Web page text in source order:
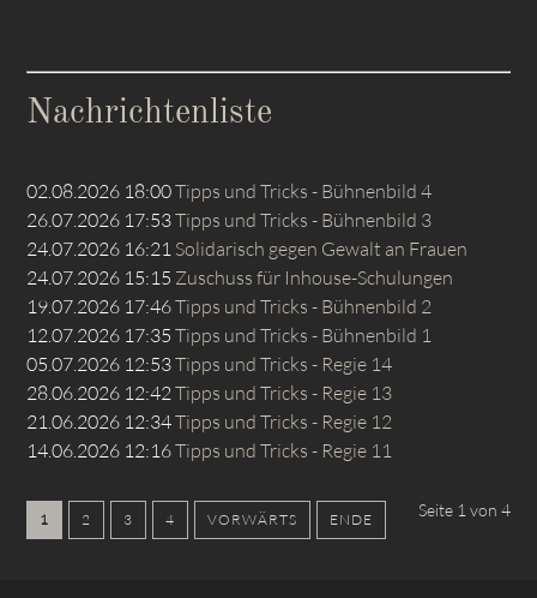
Nachrichtenliste
02.08.2026 18:00Tipps und Tricks - Bühnenbild 4
26.07.2026 17:53Tipps und Tricks - Bühnenbild 3
24.07.2026 16:21 Solidarisch gegen Gewalt an Frauen
24.07.2026 15:15 Zuschuss für Inhouse-Schulungen
19.07.2026 17:46Tipps und Tricks - Bühnenbild 2
12.07.2026 17:35 Tipps und Tricks - Bühnenbild 1
05.07.2026 12:53Tipps und Tricks - Regie 14
28.06.2026 12:42 Tipps und Tricks - Regie 13
21.06.2026 12:34Tipps und Tricks - Regie 12
14.06.2026 12:16Tipps und Tricks - Regie 11
Seite 1 von 4
1 2 3 4 VORWÄRTS ENDE